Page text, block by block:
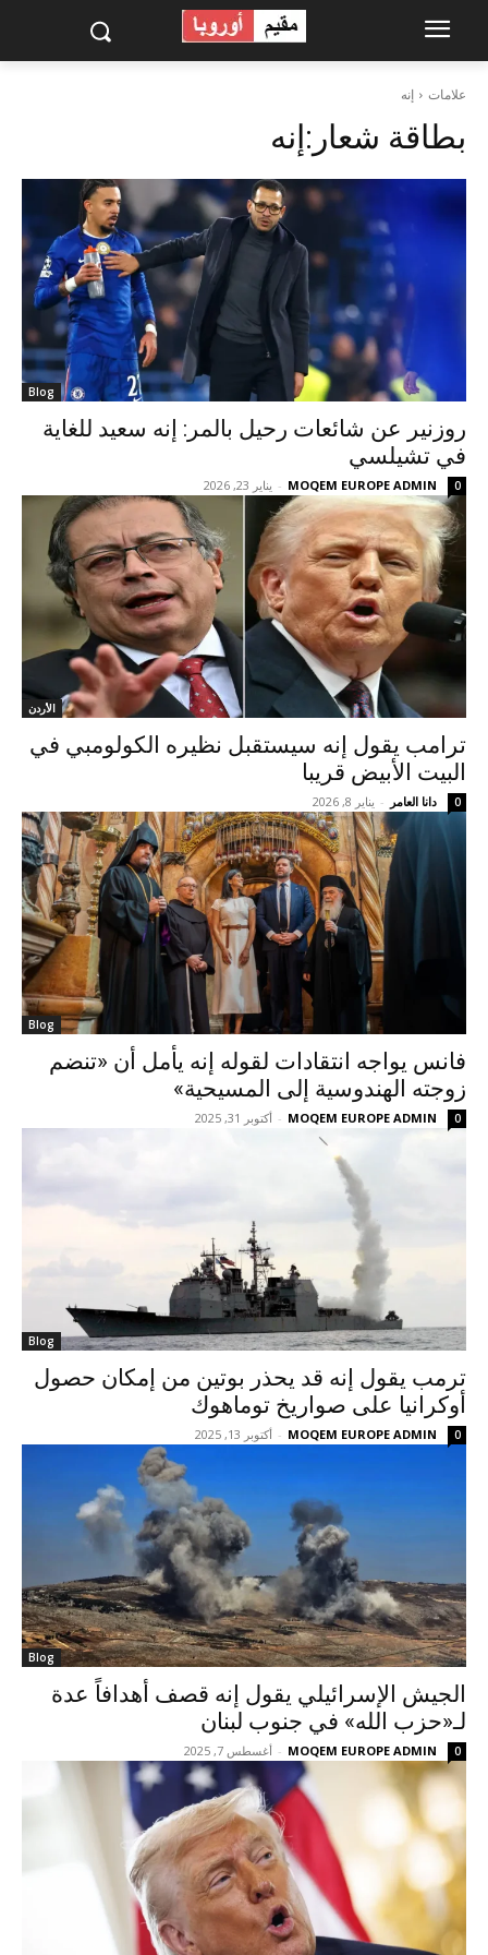
علامات إنه
بطاقة شعار:إنه
Blog
روزنير عن شائعات رحيل بالمر: إنه سعيد للغاية
في تشيلسي
MOQEM EUROPE ADMIN
- يناير 23, 2026 0
الأردن
ترامب يقول إنه سيستقبل نظيره الكولومبي في
البيت الأبيض قريبا
دانا العامر - يناير 8, 2026 0
Blog
فانس يواجه انتقادات لقوله إنه يأمل أن «تنضم
زوجته الهندوسية إلى المسيحية»
MOQEM EUROPE ADMIN
- أكتوبر 31, 2025 0
Blog
ترمب يقول إنه قد يحذر بوتين من إمكان حصول
أوكرانيا على صواريخ توماهوك
MOQEM EUROPE ADMIN
- أكتوبر 13, 2025 0
Blog
الجيش الإسرائيلي يقول إنه قصف أهدافاً عدة
لـ«حزب الله» في جنوب لبنان
MOQEM EUROPE ADMIN
- أغسطس 7, 2025 0